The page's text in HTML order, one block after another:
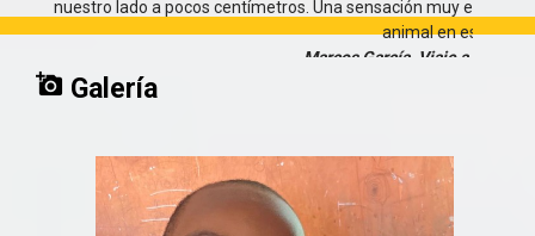
Galería